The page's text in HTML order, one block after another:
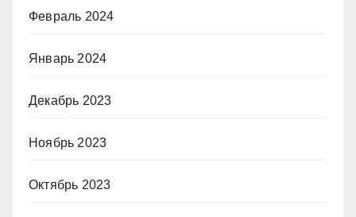
Февраль 2024
Январь 2024
Декабрь 2023
Ноябрь 2023
Октябрь 2023